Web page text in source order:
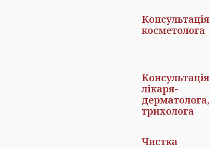
Консультація
косметолога
Консультація
лікаря-
дерматолога,
трихолога
Чистка